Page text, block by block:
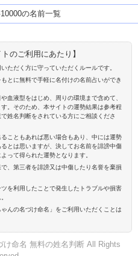
の名前一覧
のご利用にあたり】
ただく方に守っていただくルールです。
とに無料で手軽に名付けの名前占いができ
血液型をはじめ、周りの環境まで含めて、
。そのため、本サイトの運勢結果は参考程
姓名判断をされている方にご相談くださ
こともあれば悪い場合もあり、中には運勢
とは思いますが、決してお名前を誹謗中傷
って得られた運勢となります。
、第三者を誹謗又は中傷したり名誉を棄損
を利用したことで発生したトラブルや損害
んの名づけ命名」をご利用いただくことは
け命名 無料の姓名判断 All Rights